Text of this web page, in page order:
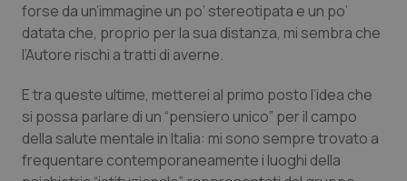
forse da un’immagine un po’ stereotipata e un po’
datata che, proprio per la sua distanza, mi sembra che
l’Autore rischi a tratti di averne.
E tra queste ultime, metterei al primo posto l’idea che
si possa parlare di un “pensiero unico” per il campo
della salute mentale in Italia: mi sono sempre trovato a
frequentare contemporaneamente i luoghi della